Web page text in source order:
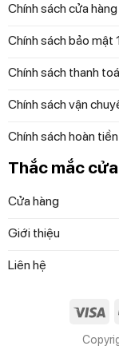
tráng miệng
bóng như mới.
sang trọng. Thiết
lấp lánh, phản
bức tượng.
Tulip nổi bật bởi
chân đế được
biệt và tạo điểm
còn với độ bền
chất liệu pha lê
Chính sách cửa hàng
Chính sách bảo mật
Chính sách thanh
Chính sách vận
Chính sách hoàn tiền
Thắc mắc
Cửa hàng
Giới thiệu
Liên hệ